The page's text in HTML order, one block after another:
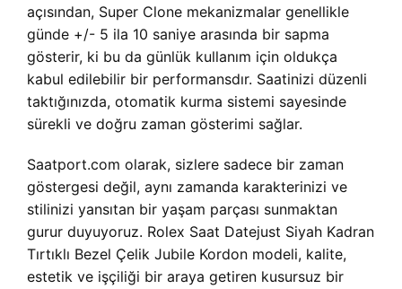
açısından, Super Clone mekanizmalar genellikle
günde +/- 5 ila 10 saniye arasında bir sapma
gösterir, ki bu da günlük kullanım için oldukça
kabul edilebilir bir performansdır. Saatinizi düzenli
taktığınızda, otomatik kurma sistemi sayesinde
sürekli ve doğru zaman gösterimi sağlar.
Saatport.com olarak, sizlere sadece bir zaman
göstergesi değil, aynı zamanda karakterinizi ve
stilinizi yansıtan bir yaşam parçası sunmaktan
gurur duyuyoruz. Rolex Saat Datejust Siyah Kadran
Tırtıklı Bezel Çelik Jubile Kordon modeli, kalite,
estetik ve işçiliği bir araya getiren kusursuz bir